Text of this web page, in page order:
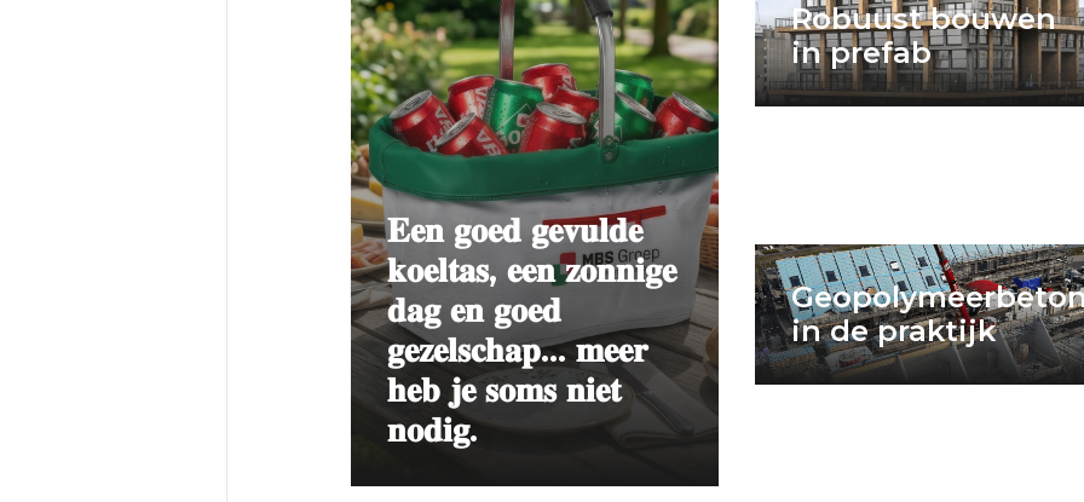
𝐄𝐞𝐧 𝐠𝐨𝐞𝐝 𝐠𝐞𝐯𝐮𝐥𝐝𝐞
𝐤𝐨𝐞𝐥𝐭𝐚𝐬, 𝐞𝐞𝐧 𝐳𝐨𝐧𝐧𝐢𝐠𝐞
𝐝𝐚𝐠 𝐞𝐧 𝐠𝐨𝐞𝐝
𝐠𝐞𝐳𝐞𝐥𝐬𝐜𝐡𝐚𝐩... 𝐦𝐞𝐞𝐫
𝐡𝐞𝐛 𝐣𝐞 𝐬𝐨𝐦𝐬 𝐧𝐢𝐞𝐭
𝐧𝐨𝐝𝐢𝐠.
Robuust bouwen
in prefab
in de praktijk